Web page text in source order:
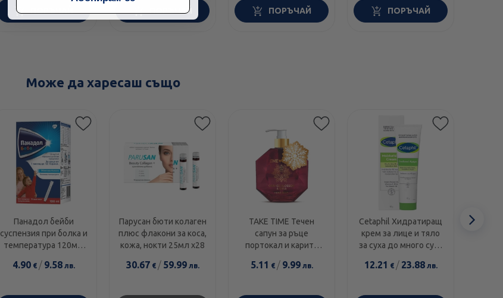
ПОРЪЧАЙ ПОРЪЧАЙ ПОРЪЧАЙ
Може да харесаш също
Панадол бейби
суспензия при болка и
температура 120мг/
4.90€ / 9.58лв.
Парусан бюти колаген
плюс флакони за коса,
кожа, нокти 25мл х28
30.67 € / 59.99лв.
TAKE TIME Течен
сапун за ръце
портокал и карите
5.11 € / 9.99лв.
Cetaphil Хидратиращ
крем за лице и тяло
за суха до много суха
100г
12.21 € / 23.88лв.